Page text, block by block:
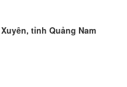
tỉnh Quảng Nam